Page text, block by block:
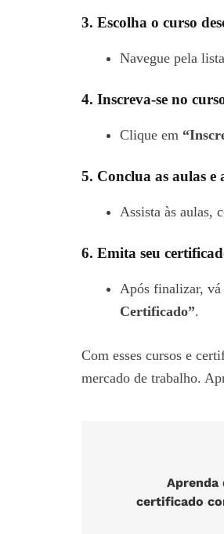
3. Escolha o curso
Navegue pela
4. Inscreva-se no
Clique em
5. Conclua as aulas e
Assista às aulas,
6. Emita seu
Após finalizar, vá
Certificado”.
Com esses cursos e
mercado de trabalho.
Aprenda
certificado